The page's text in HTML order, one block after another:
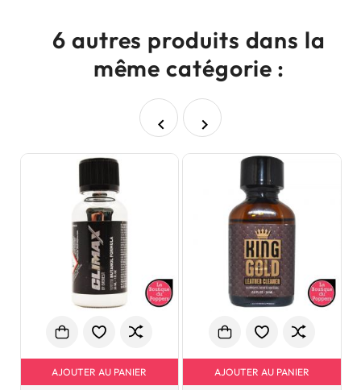
6 autres produits dans la
même catégorie :
 
AJOUTER AU PANIER AJOUTER AU PANIER